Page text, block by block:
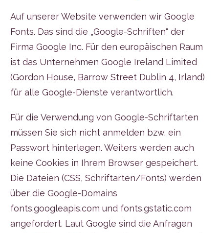
Auf unserer Website verwenden wir Google
Fonts. Das sind die „Google-Schriften“ der
Firma Google Inc. Für den europäischen Raum
ist das Unternehmen Google Ireland Limited
(Gordon House, Barrow Street Dublin 4, Irland)
für alle Google-Dienste verantwortlich.
Für die Verwendung von Google-Schriftarten
müssen Sie sich nicht anmelden bzw. ein
Passwort hinterlegen. Weiters werden auch
keine Cookies in Ihrem Browser gespeichert.
Die Dateien (CSS, Schriftarten/Fonts) werden
über die Google-Domains
fonts.googleapis.com und fonts.gstatic.com
angefordert. Laut Google sind die Anfragen